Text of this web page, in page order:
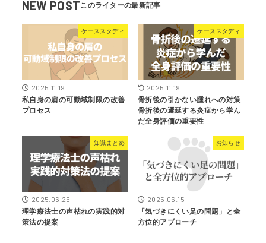
NEW POST
ケーススタディ
2025.11.19
私自身の肩の可動域制限の改善
プロセス
ケーススタディ
2025.11.19
骨折後の引かない腫れへの対策
骨折後の遷延する炎症から学ん
だ全身評価の重要性
知識まとめ
2025.06.25
理学療法士の声枯れの実践的対
策法の提案
お知らせ
2025.06.15
「気づきにくい足の問題」と全
方位的アプローチ